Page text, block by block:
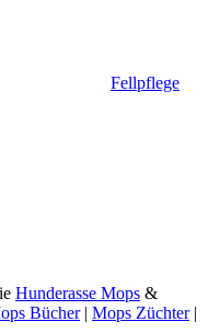
Fellpflege
Hunderasse Mops &
Bücher| Mops Züchter|